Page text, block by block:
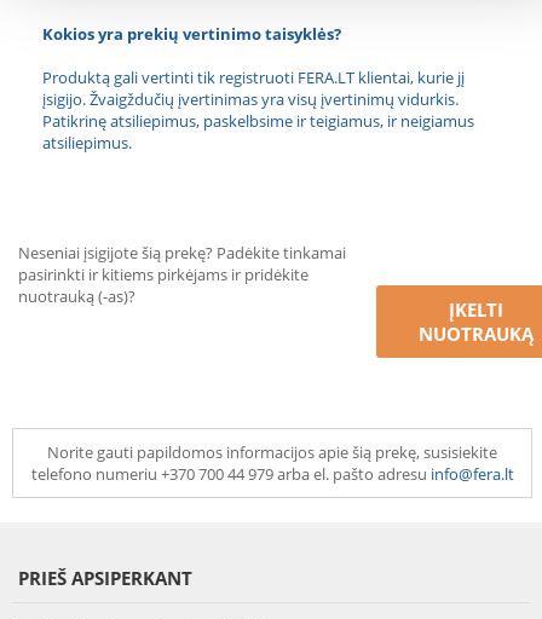
Kokios yra prekių vertinimo taisyklės?
Produktą gali vertinti tik registruoti FERA.LT klientai, kurie jį
įsigijo. Žvaigždučių įvertinimas yra visų įvertinimų vidurkis.
Patikrinę atsiliepimus, paskelbsime ir teigiamus, ir neigiamus
atsiliepimus.
Neseniai įsigijote šią prekę? Padėkite tinkamai
pasirinkti ir kitiems pirkėjams ir pridėkite
nuotrauką (-as)?
ĮKELTI
NUOTRAUKĄ
Norite gauti papildomos informacijos apie šią prekę, susisiekite
telefono numeriu +370 700 44 979 arba el. pašto adresu info@fera.lt
PRIEŠ APSIPERKANT